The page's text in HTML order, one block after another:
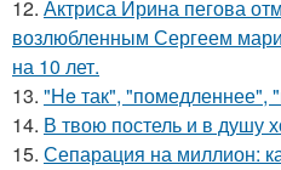
12. Актриса Ирина пегова
возлюбленным Сергеем
на 10 лет.
13. "He так", "помедленнее",
14. В твою постель и в душу
15. Сепарация на миллион: